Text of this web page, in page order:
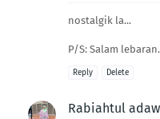
nostalgik la...
P/S: Salam
Reply Delete
Rabiahtul